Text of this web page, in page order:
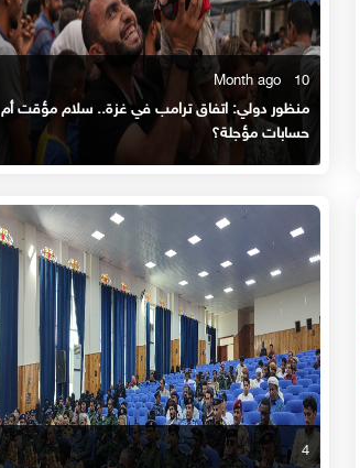
10 Month ago
منظور دولي: اتفاق ترامب في غزة.. سلام مؤقت أم
حسابات مؤجلة؟
4